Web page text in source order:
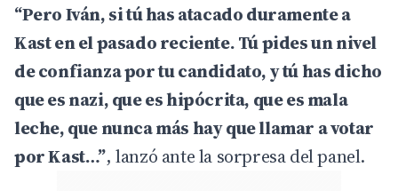
“Pero Iván, si tú has atacado duramente a
Kast en el pasado reciente. Tú pides un nivel
de confianza por tu candidato, y tú has dicho
que es nazi, que es hipócrita, que es mala
leche, que nunca más hay que llamar a votar
por Kast…”, lanzó ante la sorpresa del panel.